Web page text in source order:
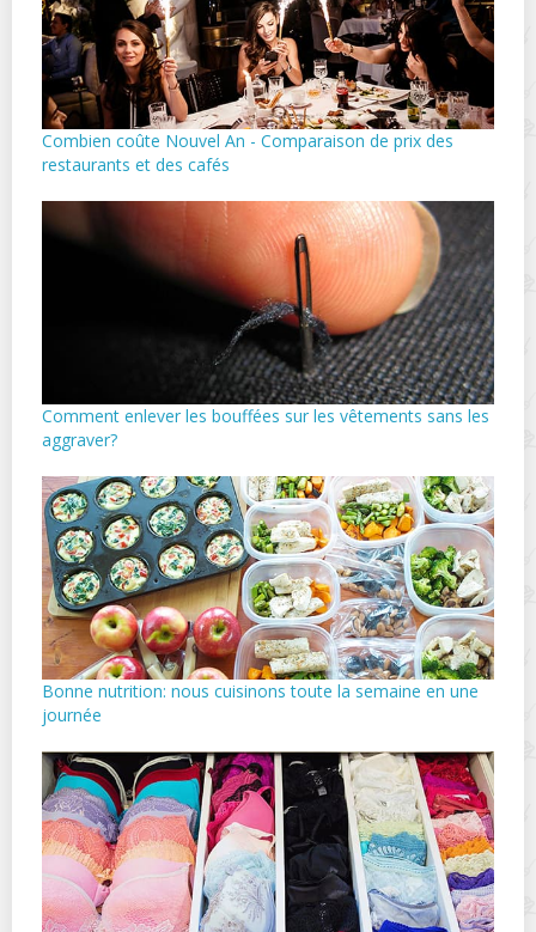
Combien coûte Nouvel An - Comparaison de prix des
restaurants et des cafés
Comment enlever les bouffées sur les vêtements sans les
aggraver?
Bonne nutrition: nous cuisinons toute la semaine en une
journée